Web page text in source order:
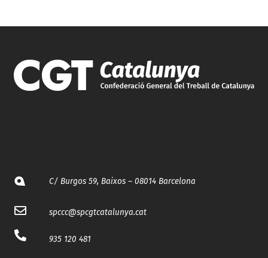
C/ Burgos 59, Baixos – 08014 Barcelona
spccc@spcgtcatalunya.cat
935 120 481